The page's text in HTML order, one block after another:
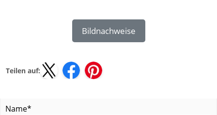
Bildnachweise
Teilen auf:
Name*